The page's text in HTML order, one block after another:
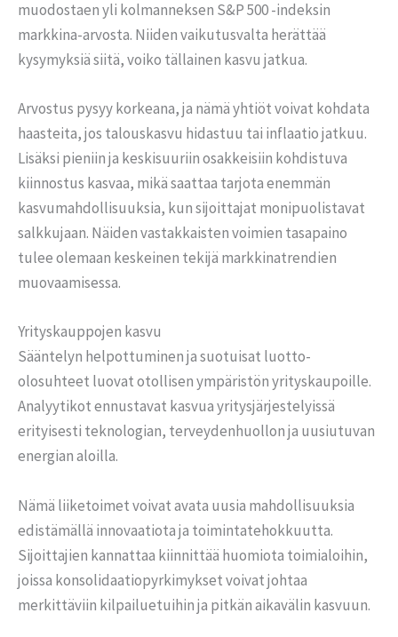
muodostaen yli kolmanneksen S&P 500 -indeksin
markkina-arvosta. Niiden vaikutusvalta herättää
kysymyksiä siitä, voiko tällainen kasvu jatkua.
Arvostus pysyy korkeana, ja nämä yhtiöt voivat kohdata
haasteita, jos talouskasvu hidastuu tai inflaatio jatkuu.
Lisäksi pieniin ja keskisuuriin osakkeisiin kohdistuva
kiinnostus kasvaa, mikä saattaa tarjota enemmän
kasvumahdollisuuksia, kun sijoittajat monipuolistavat
salkkujaan. Näiden vastakkaisten voimien tasapaino
tulee olemaan keskeinen tekijä markkinatrendien
muovaamisessa.
Yrityskauppojen kasvu
Sääntelyn helpottuminen ja suotuisat luotto-
olosuhteet luovat otollisen ympäristön yrityskaupoille.
Analyytikot ennustavat kasvua yritysjärjestelyissä
erityisesti teknologian, terveydenhuollon ja uusiutuvan
energian aloilla.
Nämä liiketoimet voivat avata uusia mahdollisuuksia
edistämällä innovaatiota ja toimintatehokkuutta.
Sijoittajien kannattaa kiinnittää huomiota toimialoihin,
joissa konsolidaatiopyrkimykset voivat johtaa
merkittäviin kilpailuetuihin ja pitkän aikavälin kasvuun.